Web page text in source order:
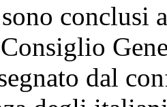
conclusi
dal